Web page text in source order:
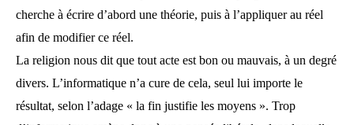
cherche à écrire d’abord une théorie, puis à l’appliquer au réel
afin de modifier ce réel.
La religion nous dit que tout acte est bon ou mauvais, à un degré
divers. L’informatique n’a cure de cela, seul lui importe le
résultat, selon l’adage « la fin justifie les moyens ». Trop